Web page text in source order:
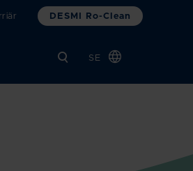
DESMI Ro-Clean
SE